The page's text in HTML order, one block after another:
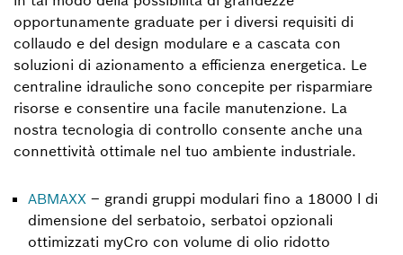
opportunamente graduate per i diversi requisiti di
collaudo e del design modulare e a cascata con
soluzioni di azionamento a efficienza energetica. Le
centraline idrauliche sono concepite per risparmiare
risorse e consentire una facile manutenzione. La
nostra tecnologia di controllo consente anche una
connettività ottimale nel tuo ambiente industriale.
ABMAXX – grandi gruppi modulari fino a 18000 l di
dimensione del serbatoio, serbatoi opzionali
ottimizzati myCro con volume di olio ridotto